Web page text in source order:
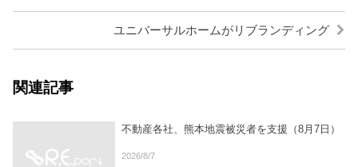
ユニバーサルホームがリブランディング
関連記事
不動産各社、熊本地震被災者を支援（8月7日）
2026/8/7